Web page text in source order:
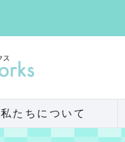
私たちについて